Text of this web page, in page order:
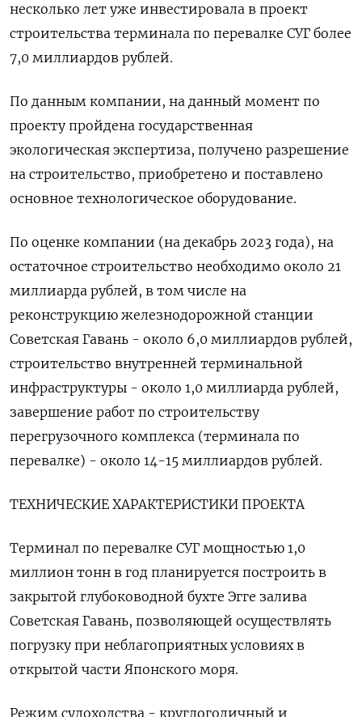
несколько лет уже инвестировала в проект
строительства терминала по перевалке СУГ более
7,0 миллиардов рублей.
По данным компании, на данный момент по
проекту пройдена государственная
экологическая экспертиза, получено разрешение
на строительство, приобретено и поставлено
основное технологическое оборудование.
По оценке компании (на декабрь 2023 года), на
остаточное строительство необходимо около 21
миллиарда рублей, в том числе на
реконструкцию железнодорожной станции
Советская Гавань - около 6,0 миллиардов рублей,
строительство внутренней терминальной
инфраструктуры - около 1,0 миллиарда рублей,
завершение работ по строительству
перегрузочного комплекса (терминала по
перевалке) - около 14-15 миллиардов рублей.
ТЕХНИЧЕСКИЕ ХАРАКТЕРИСТИКИ ПРОЕКТА
Терминал по перевалке СУГ мощностью 1,0
миллион тонн в год планируется построить в
закрытой глубоководной бухте Эгге залива
Советская Гавань, позволяющей осуществлять
погрузку при неблагоприятных условиях в
открытой части Японского моря.
Режим судоходства - круглогодичный и